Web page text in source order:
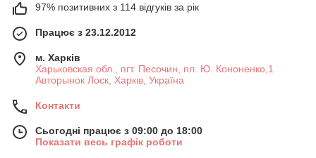
97% позитивних з 114 відгуків за рік
Працює з 23.12.2012
м. Харків
Харьковская обл., пгт. Песочин, пл. Ю. Кононенко,1
Авторынок Лоск, Харків, Україна
Контакти
Сьогодні працює з 09:00 до 18:00
Показати весь графік роботи